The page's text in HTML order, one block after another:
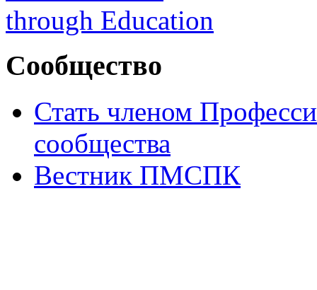
Сообщество
Стать членом
сообщества
Вестник ПМСПК